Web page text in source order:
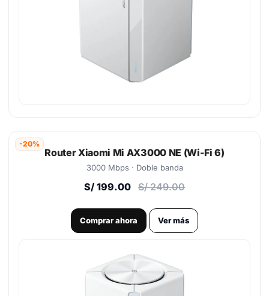
-20%
Router Xiaomi Mi AX3000 NE (Wi-Fi 6)
3000 Mbps · Doble banda
S/ 199.00 S/ 249.00
Comprar ahora Ver más